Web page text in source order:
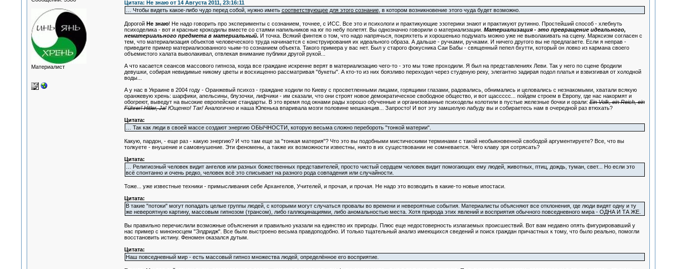
Материалист
Цитата: Не знаю от 14 Августа 2011, 23:16:11
… Чтобы видеть какое-либо чудо перед собой, нужно иметь соответствующее для этого сознание, в котором возникновение этого чуда будет возможно.
Дорогой Не знаю! Не надо говорить про эксперименты с сознанием, точнее, с ИСС. Все это и психологи и практикующие эзотерики знают и практикуют рутинно. Простейший способ - хлебнуть
психоделика - вот и красные крокодилы вместе со стаями напильников на юг по небу полетят. Вы однозначно говорили о материализации. Материализация - это превращение идеального,
нематериального предмета в материальный. И точка. Всякий финтеж о том, что надо напрячься, покряхтеть и хорошенько подумать можно уже не выволакивать на сцену. Марксизм согласен с
тем, что материализация объектов человеческого труда начинается с конструирования их идеального образа. А дальше - ручками, ручками. И ничего другого вы не предлагаете. Если я неправ -
приведите пример материализованного чьим-то сознанием объекта. Такого примера у вас нет. Был у старого фокусника Саи Бабы - священный пепел бхутти, который он ловко из кармана своего
объемистого халата выволакивал, отвлекая внимание публики другой рукой...
А что касается сеансов массового гипноза, когда все граждане искренне верят в материализацию чего-то - это мы тоже проходили. Я был на представлениях Леви. Так у него по сцене бродили
девушки, собирая невидимые никому цветы и восхищенно рассматривая "букеты". А кто-то из них боязливо переходил через студеную реку, элегантно задирая подол платья и взвизгивая от холодной
воды...
А у нас в Украине в 2004 году - Оранжевый психоз - граждане ходили по Киеву с просветленными лицами, горящими глазами, радовались, обнимались и целовались с незнакомыми, хватали всякую
оранжевую хрень: шарфики, апельсины, блузочки, лифчики - им сказали, что они строят новое демократическое свободное общество, и вот щассссс... пойдем строем в Европу, где нас накормят и
обогреют, выведут на высокие европейские стандарты. В это время под окнами рады хорошо обученные и организованные психоделы колотили в пустые железные бочки и орали:Ein Volk, ein Reich, ein
Führer! Hitler, Ja! Ющенко! Так!Аналогично и наша Юленька впаривала мозги половине мешканцив... Запросто! И вот эту замшелую лабуду вы и собираетесь нам в очередной раз втюхать?
Цитата:
… Так как люди в своей массе создают энергию ОБЫЧНОСТИ, которую весьма сложно перебороть "тонкой материи".
Какую, пардон, - еще раз - какую энергию? И что там еще за "тонкая материя"? Что это вы подобными мистическими терминами с такой необыкновенной свободой аргументируете? Все, что вы
толкуете - внушение и самовнушение. Эти феномены, а также их возможности известны, никто в их существовании не сомневается. Чего клаву зря сотрясать?
Цитата:
… Религиозный человек видит ангелов или разных божественных представителей, просто чистый сердцем человек видит помогающих ему людей, животных, птиц, дождь, туман, свет... Но если это
всё спонтанно и очень редко, человек всё это списывает на разного рода совпадения или случайности.
Тоже... уже известные техники - примысливания себе Архангелов, Учителей, и прочая, и прочая. Не надо это возводить в какие-то новые ипостаси.
Цитата:
В такие "потоки" могут попадать целые группы людей, с которыми могут случаться провалы во времени и невероятные события. Материалисты объясняют все отклонения, где люди видят одну и ту
же невероятную картину, массовым гипнозом (трансом), либо галлюцинациями, либо аномальностью места. Хотя природа этих явлений и восприятия обычного повседневного мира - ОДНА И ТА ЖЕ.
Вы правильно перечислили возможные объяснения и правильно указали на единство их природы. Плюс еще недостоверность излагаемых происшествий. Вот вам недавно опять фигурировавший у
нас пример с миноносцем "Элдридж". Все было выстроено весьма правдоподобно. И только тщательный анализ имеющихся сведений и поиск граждан причастных к тому, что было реально, помогли
восстановить истину. Феномен оказался дутым.
Цитата:
Наш повседневный мир - есть массовый гипноз множества людей, определённое его восприятие.